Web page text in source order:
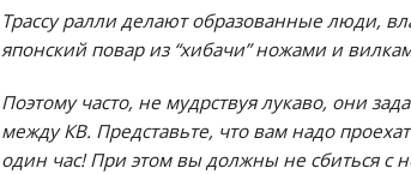
Трассу ралли делают образованные люди,
японский повар из “хибачи” ножами и
Поэтому часто, не мудрствуя лукаво, они
между КВ. Представьте, что вам надо
один час! При этом вы должны не сбиться с